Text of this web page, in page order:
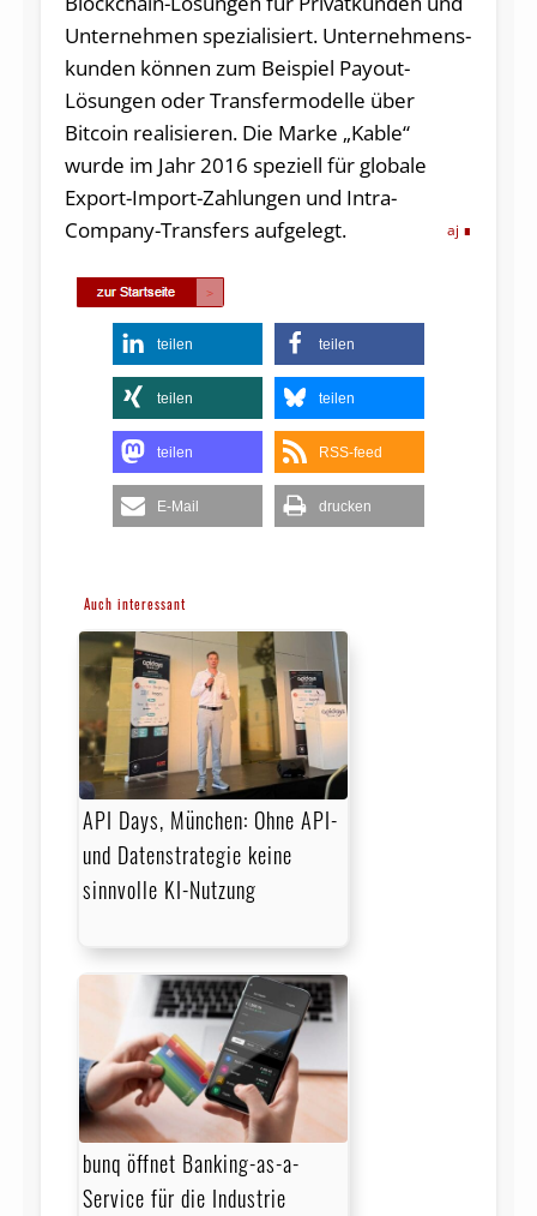
Unternehmen spezialisiert. Unter­nehmens­
kunden können zum Beispiel Payout-
Lösungen oder Transfermodelle über
Bitcoin realisieren. Die Marke „Kable“
wurde im Jahr 2016 speziell für globale
Export-Import-Zahlungen und Intra-
Company-Transfers aufgelegt.
aj
teilen teilen
teilen teilen
teilen RSS-feed
E-Mail drucken
Auch interessant
API Days, München: Ohne API-
und Datenstrategie keine
sinnvolle KI-Nutzung
bunq öffnet Banking-as-a-
Service für die Industrie